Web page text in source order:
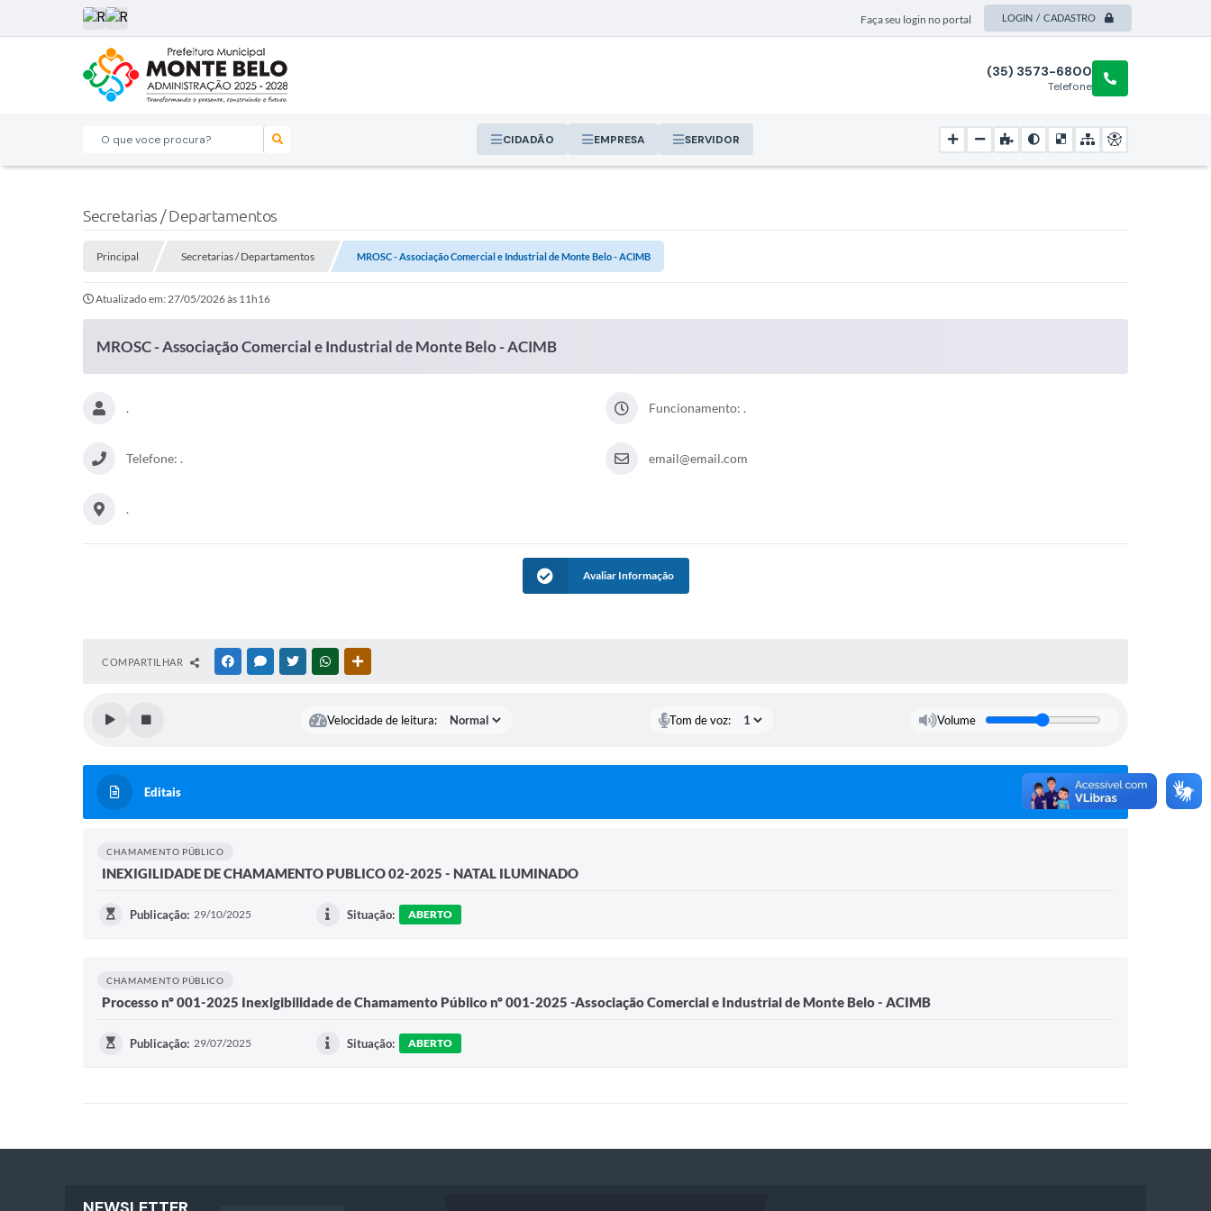
Faça seu login no portal LOGIN / CADASTRO
O que voce procura? CIDADÃO EMPRESA SERVIDOR
Telefone
(35) 3573-6800
Secretarias / Departamentos
Principal Secretarias / Departamentos MROSC - Associação Comercial e Industrial de Monte Belo - ACIMB
Atualizado em: 27/05/2026 às 11h16
MROSC - Associação Comercial e Industrial de Monte Belo - ACIMB
. Funcionamento: .
Telefone: . email@email.com
.
Avaliar Informação
COMPARTILHAR FACEBOOKMESSENGER
TWITTERWHATSAPP
Velocidade de leitura: Tom de voz: Volume
Editais
CHAMAMENTO PÚBLICO
INEXIGILIDADE DE CHAMAMENTO PUBLICO 02-2025 - NATAL ILUMINADO
Publicação: 29/10/2025 Situação: ABERTO
CHAMAMENTO PÚBLICO
Processo nº 001-2025 Inexigibilidade de Chamamento Público nº 001-2025 -Associação Comercial e Industrial de Monte Belo - ACIMB
Publicação: 29/07/2025 Situação: ABERTO